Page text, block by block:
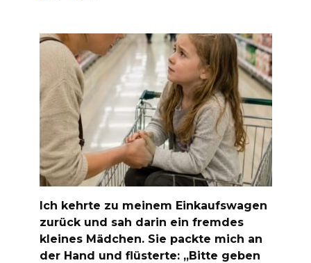
Ich kehrte zu meinem Einkaufswagen
zurück und sah darin ein fremdes
kleines Mädchen. Sie packte mich an
der Hand und flüsterte: „Bitte geben